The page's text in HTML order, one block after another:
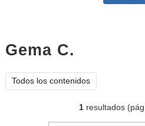
Gema C.
Todos los contenidos
1 resultados